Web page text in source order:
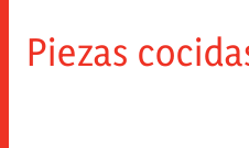
Piezas